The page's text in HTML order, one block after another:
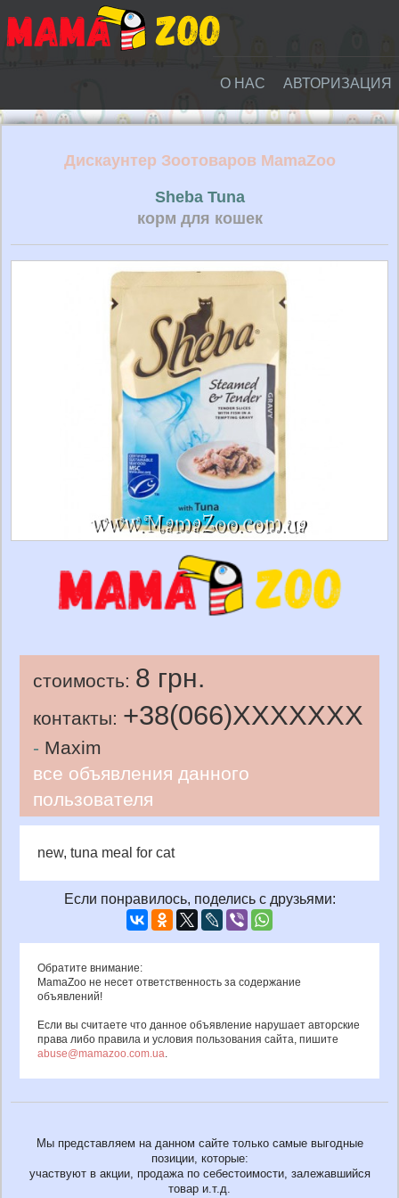
О НАС АВТОРИЗАЦИЯ
Дискаунтер Зоотоваров MamaZoo
Sheba Tuna
корм для кошек
стоимость: 8 грн.
контакты: +38(066)XXXXXXX
- Maxim
все объявления данного
пользователя
new, tuna meal for cat
Если понравилось, поделись с друзьями:
Обратите внимание:
MamaZoo не несет ответственность за содержание
объявлений!
Если вы считаете что данное объявление нарушает авторские
права либо правила и условия пользования сайта, пишите
abuse@mamazoo.com.ua
Мы представляем на данном сайте только самые выгодные
позиции, которые:
участвуют в акции, продажа по себестоимости, залежавшийся
товар и.т.д.